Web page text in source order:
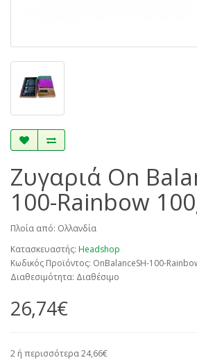
Ζυγαριά On
100-Rainbow
Πλοία από: Ολλανδία
Κατασκευαστής: Headshop
Κωδικός Προϊόντος: OnBalanceSH-100-
Διαθεσιμότητα: Διαθέσιμο
26,74€
2 ή περισσότερα 24,66€